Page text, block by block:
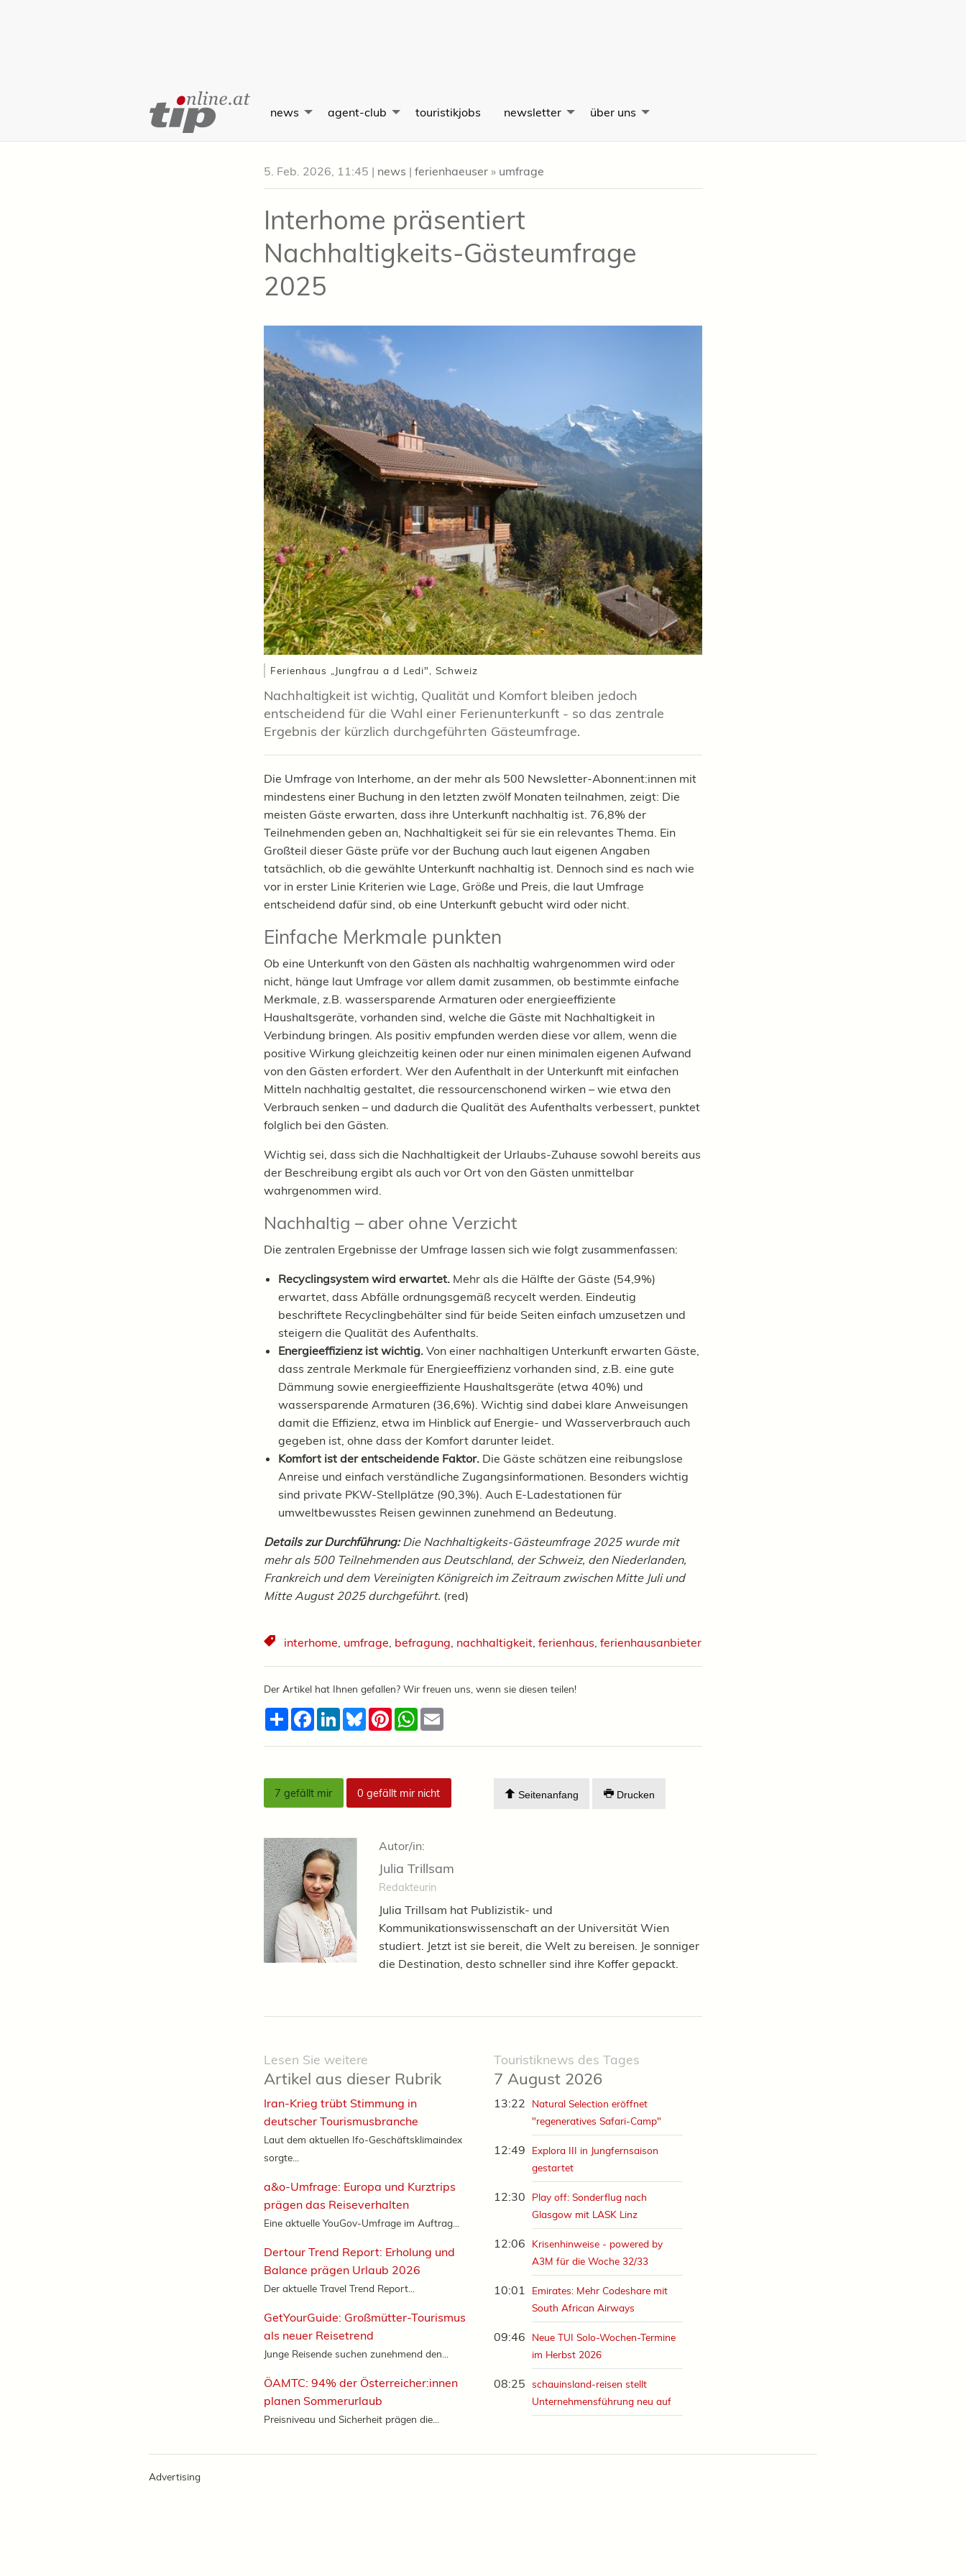
Content
news agent-club touristikjobs newsletter über uns
5. Feb. 2026, 11:45 | news | ferienhaeuser » umfrage
Interhome präsentiert
Nachhaltigkeits-Gästeumfrage
2025
Ferienhaus „Jungfrau a d Ledi", Schweiz
Nachhaltigkeit ist wichtig, Qualität und Komfort bleiben jedoch
entscheidend für die Wahl einer Ferienunterkunft - so das zentrale
Ergebnis der kürzlich durchgeführten Gästeumfrage.
Die Umfrage von Interhome, an der mehr als 500 Newsletter-Abonnent:innen mit
mindestens einer Buchung in den letzten zwölf Monaten teilnahmen, zeigt: Die
meisten Gäste erwarten, dass ihre Unterkunft nachhaltig ist. 76,8% der
Teilnehmenden geben an, Nachhaltigkeit sei für sie ein relevantes Thema. Ein
Großteil dieser Gäste prüfe vor der Buchung auch laut eigenen Angaben
tatsächlich, ob die gewählte Unterkunft nachhaltig ist. Dennoch sind es nach wie
vor in erster Linie Kriterien wie Lage, Größe und Preis, die laut Umfrage
entscheidend dafür sind, ob eine Unterkunft gebucht wird oder nicht.
Einfache Merkmale punkten
Ob eine Unterkunft von den Gästen als nachhaltig wahrgenommen wird oder
nicht, hänge laut Umfrage vor allem damit zusammen, ob bestimmte einfache
Merkmale, z.B. wassersparende Armaturen oder energieeffiziente
Haushaltsgeräte, vorhanden sind, welche die Gäste mit Nachhaltigkeit in
Verbindung bringen. Als positiv empfunden werden diese vor allem, wenn die
positive Wirkung gleichzeitig keinen oder nur einen minimalen eigenen Aufwand
von den Gästen erfordert. Wer den Aufenthalt in der Unterkunft mit einfachen
Mitteln nachhaltig gestaltet, die ressourcenschonend wirken – wie etwa den
Verbrauch senken – und dadurch die Qualität des Aufenthalts verbessert, punktet
folglich bei den Gästen.
Wichtig sei, dass sich die Nachhaltigkeit der Urlaubs-Zuhause sowohl bereits aus
der Beschreibung ergibt als auch vor Ort von den Gästen unmittelbar
wahrgenommen wird.
Nachhaltig – aber ohne Verzicht
Die zentralen Ergebnisse der Umfrage lassen sich wie folgt zusammenfassen:
Recyclingsystem wird erwartet. Mehr als die Hälfte der Gäste (54,9%)
erwartet, dass Abfälle ordnungsgemäß recycelt werden. Eindeutig
beschriftete Recyclingbehälter sind für beide Seiten einfach umzusetzen und
steigern die Qualität des Aufenthalts.
Energieeffizienz ist wichtig. Von einer nachhaltigen Unterkunft erwarten Gäste,
dass zentrale Merkmale für Energieeffizienz vorhanden sind, z.B. eine gute
Dämmung sowie energieeffiziente Haushaltsgeräte (etwa 40%) und
wassersparende Armaturen (36,6%). Wichtig sind dabei klare Anweisungen
damit die Effizienz, etwa im Hinblick auf Energie- und Wasserverbrauch auch
gegeben ist, ohne dass der Komfort darunter leidet.
Komfort ist der entscheidende Faktor. Die Gäste schätzen eine reibungslose
Anreise und einfach verständliche Zugangsinformationen. Besonders wichtig
sind private PKW-Stellplätze (90,3%). Auch E-Ladestationen für
umweltbewusstes Reisen gewinnen zunehmend an Bedeutung.
Details zur Durchführung:Die Nachhaltigkeits-Gästeumfrage 2025 wurde mit
mehr als 500 Teilnehmenden aus Deutschland, der Schweiz, den Niederlanden,
Frankreich und dem Vereinigten Königreich im Zeitraum zwischen Mitte Juli und
Mitte August 2025 durchgeführt. (red)
interhome, umfrage, befragung, nachhaltigkeit, ferienhaus, ferienhausanbieter
Der Artikel hat Ihnen gefallen? Wir freuen uns, wenn sie diesen teilen!
TeilenFacebook
LinkedInBlueskyPinterestWhatsApp
7 gefällt mir 0 gefällt mir nicht Seitenanfang Drucken
Autor/in:
Julia Trillsam
Redakteurin
Julia Trillsam hat Publizistik- und
Kommunikationswissenschaft an der Universität Wien
studiert. Jetzt ist sie bereit, die Welt zu bereisen. Je sonniger
die Destination, desto schneller sind ihre Koffer gepackt.
Touristiknews des Tages
7 August 2026
13:22
Natural Selection eröffnet
"regeneratives Safari-Camp"
12:49
Explora III in Jungfernsaison
gestartet
12:30
Play off: Sonderflug nach
Glasgow mit LASK Linz
12:06
Krisenhinweise - powered by
A3M für die Woche 32/33
10:01
Emirates: Mehr Codeshare mit
South African Airways
09:46
Neue TUI Solo-Wochen-Termine
im Herbst 2026
08:25
schauinsland-reisen stellt
Unternehmensführung neu auf
Lesen Sie weitere
Artikel aus dieser Rubrik
Iran-Krieg trübt Stimmung in
deutscher Tourismusbranche
Laut dem aktuellen Ifo-Geschäftsklimaindex
sorgte...
a&o-Umfrage: Europa und Kurztrips
prägen das Reiseverhalten
Eine aktuelle YouGov-Umfrage im Auftrag...
Dertour Trend Report: Erholung und
Balance prägen Urlaub 2026
Der aktuelle Travel Trend Report...
GetYourGuide: Großmütter-Tourismus
als neuer Reisetrend
Junge Reisende suchen zunehmend den...
ÖAMTC: 94% der Österreicher:innen
planen Sommerurlaub
Preisniveau und Sicherheit prägen die...
Advertising